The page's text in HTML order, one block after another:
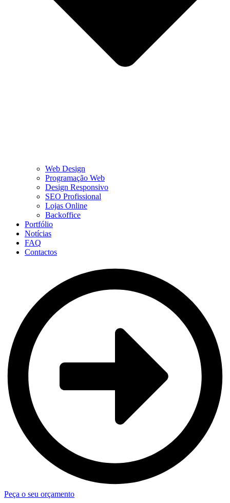
Web Design
Programação Web
Design Responsivo
SEO Profissional
Lojas Online
Backoffice
Portfólio
Notícias
FAQ
Contactos
Peça o seu orçamento